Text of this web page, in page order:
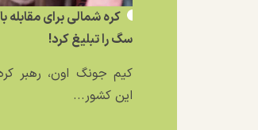
کره شمالی برای
سگ را تبلیغ کرد!
کیم جونگ اون، رهبر
این کشور...